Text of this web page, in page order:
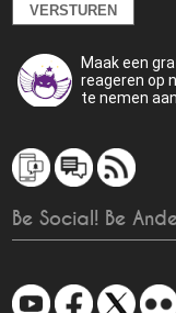
Maak een
reageren op
te nemen
Be Social! Be